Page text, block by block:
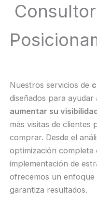
Nuestros servicios de
diseñados para
aumentar su
más visitas de clientes
comprar. Desde el
optimización completa
implementación de
ofrecemos un
garantiza resultados.